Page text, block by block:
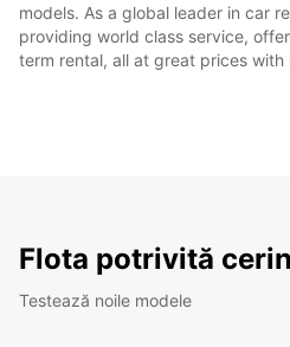
models. As a global leader in car
providing world class service,
term rental, all at great prices with
Flota potrivită
Testează noile modele